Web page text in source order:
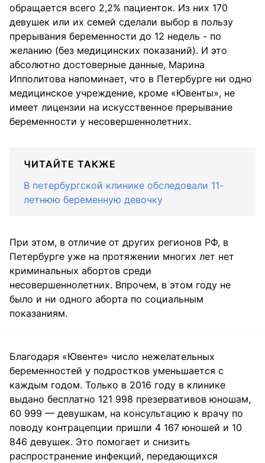
обращается всего 2,2% пациенток. Из них 170
девушек или их семей сделали выбор в пользу
прерывания беременности до 12 недель - по
желанию (без медицинских показаний). И это
абсолютно достоверные данные, Марина
Ипполитова напоминает, что в Петербурге ни одно
медицинское учреждение, кроме «Ювенты», не
имеет лицензии на искусственное прерывание
беременности у несовершеннолетних.
ЧИТАЙТЕ ТАКЖЕ
В петербургской клинике обследовали 11-
летнюю беременную девочку
При этом, в отличие от других регионов РФ, в
Петербурге уже на протяжении многих лет нет
криминальных абортов среди
несовершеннолетних. Впрочем, в этом году не
было и ни одного аборта по социальным
показаниям.
Благодаря «Ювенте» число нежелательных
беременностей у подростков уменьшается с
каждым годом. Только в 2016 году в клинике
выдано бесплатно 121 998 презервативов юношам,
60 999 — девушкам, на консультацию к врачу по
поводу контрацепции пришли 4 167 юношей и 10
846 девушек. Это помогает и снизить
распространение инфекций, передающихся